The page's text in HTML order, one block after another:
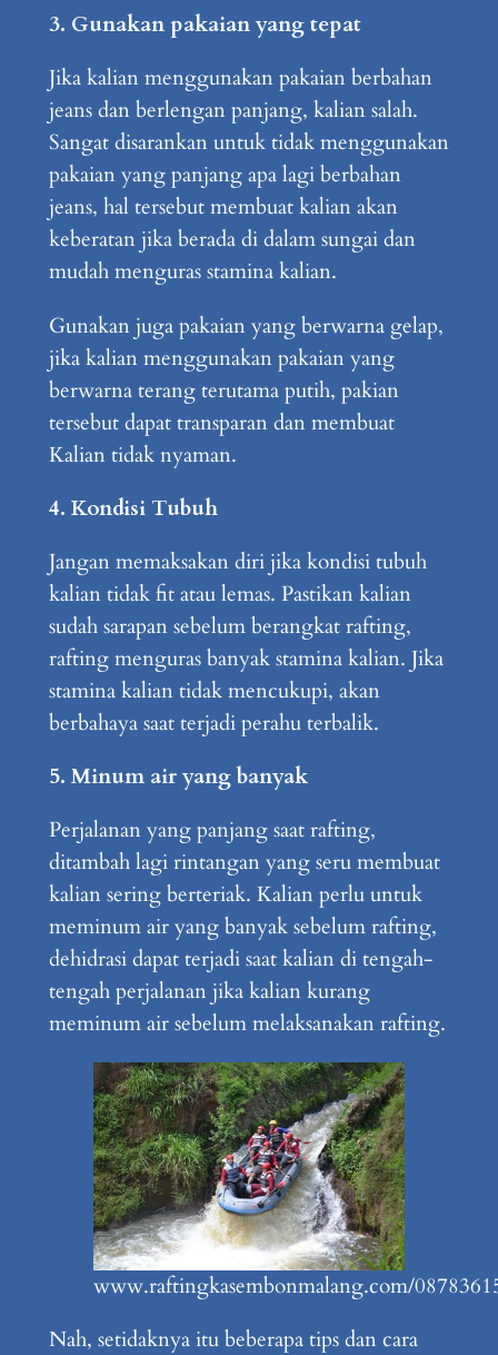
3. Gunakan pakaian yang tepat
Jika kalian menggunakan pakaian berbahan
jeans dan berlengan panjang, kalian salah.
Sangat disarankan untuk tidak menggunakan
pakaian yang panjang apa lagi berbahan
jeans, hal tersebut membuat kalian akan
keberatan jika berada di dalam sungai dan
mudah menguras stamina kalian.
Gunakan juga pakaian yang berwarna gelap,
jika kalian menggunakan pakaian yang
berwarna terang terutama putih, pakian
tersebut dapat transparan dan membuat
Kalian tidak nyaman.
4. Kondisi Tubuh
Jangan memaksakan diri jika kondisi tubuh
kalian tidak fit atau lemas. Pastikan kalian
sudah sarapan sebelum berangkat rafting,
rafting menguras banyak stamina kalian. Jika
stamina kalian tidak mencukupi, akan
berbahaya saat terjadi perahu terbalik.
5. Minum air yang banyak
Perjalanan yang panjang saat rafting,
ditambah lagi rintangan yang seru membuat
kalian sering berteriak. Kalian perlu untuk
meminum air yang banyak sebelum rafting,
dehidrasi dapat terjadi saat kalian di tengah-
tengah perjalanan jika kalian kurang
meminum air sebelum melaksanakan rafting.
www.raftingkasembonmalang.com/
Nah, setidaknya itu beberapa tips dan cara